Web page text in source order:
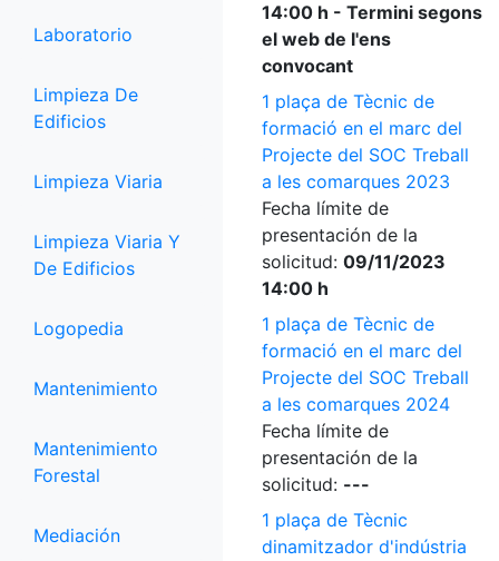
Laboratorio
Limpieza De
Edificios
Limpieza Viaria
Limpieza Viaria Y
De Edificios
Logopedia
Mantenimiento
Mantenimiento
Forestal
Mediación
14:00 h - Termini segons
el web de l'ens
convocant
1 plaça de Tècnic de
formació en el marc del
Projecte del SOC Treball
a les comarques 2023
Fecha límite de
presentación de la
solicitud: 09/11/2023
14:00 h
1 plaça de Tècnic de
formació en el marc del
Projecte del SOC Treball
a les comarques 2024
Fecha límite de
presentación de la
solicitud: ---
1 plaça de Tècnic
dinamitzador d'indústria